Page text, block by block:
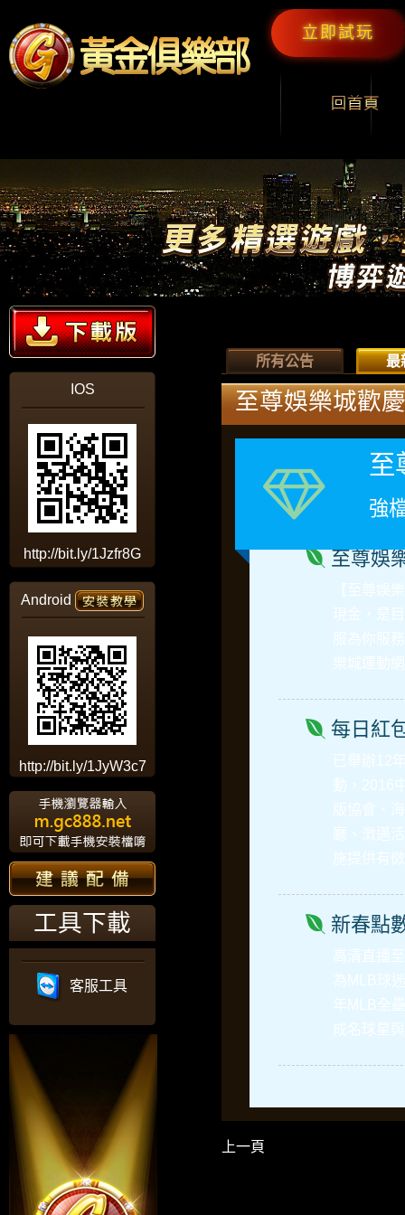
立即試玩
IOS
http://bit.ly/1Jzfr8G
Android
http://bit.ly/1JyW3c7
工具下載
客服工具
所有公告 最
至尊娛樂城歡
至
強
至尊娛
【 至尊娛
現金，是
服為你服
樂城運動
每日紅
已舉辦12
動，2016
版協會、
廳、澂邁
施提供有
新春點
高清直播
為MLB球
年MLB全
成名球星
上一頁